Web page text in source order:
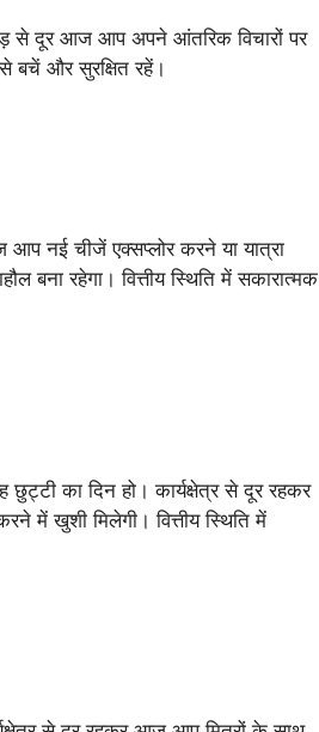
से दूर आज आप अपने आंतरिक विचारों पर
बचें और सुरक्षित रहें।
नई चीजें एक्सप्लोर करने या यात्रा
बना रहेगा। वित्तीय स्थिति में सकारात्मक
छुट्टी का दिन हो। कार्यक्षेत्र से दूर रहकर
में खुशी मिलेगी। वित्तीय स्थिति में